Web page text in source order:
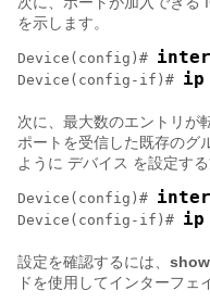
を示します。
Device (config)#
Device (config-if)# ip
次に、最大数のエントリが
ポートを受信した既存のグ
ように デバイス を設定す
Device (config)#
Device (config-if)# ip
設定を確認するには、
ドを使用してインターフェ